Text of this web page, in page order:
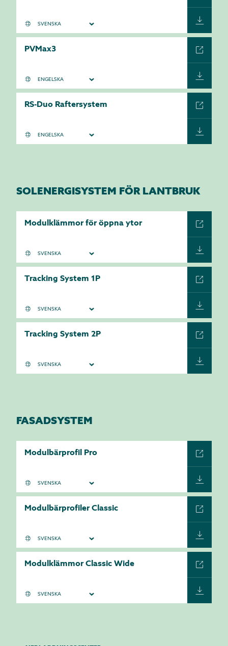
PVMax3
RS-Duo Raftersystem
SOLENERGISYSTEM FÖR LANTBRUK
Modulklämmor för öppna ytor
Tracking System 1P
Tracking System 2P
FASADSYSTEM
Modulbärprofil Pro
Modulbärprofiler Classic
Modulklämmor Classic Wide